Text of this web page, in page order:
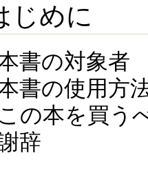
じめに
書の対象者
書の使用方
この本を買う
辞